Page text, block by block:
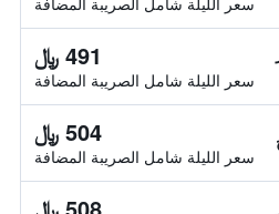
491 ﷼
سعر الليلة شامل الصريبة المضافة
504 ﷼
سعر الليلة شامل الصريبة المضافة